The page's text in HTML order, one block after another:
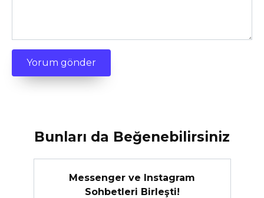
Bunları da Beğenebilirsiniz
Messenger ve Instagram
Sohbetleri Birleşti!